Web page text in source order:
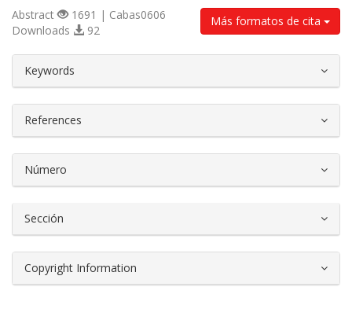
Más formatos de cita
Abstract
1691 | Cabas0606
Downloads
92
Keywords
References
Número
Sección
Copyright Information